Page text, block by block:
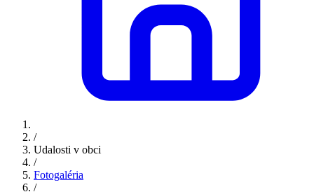
/
Udalosti v obci
/
Fotogaléria
/